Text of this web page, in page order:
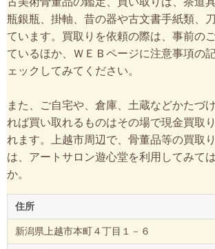
瓶銀瓶、掛軸、昔の器や古文書手紙類、
ています。買取りを依頼の際は、事前の
ているほか、ＷＥＢページに注意事項の
ェックしてみてください。
また、ご自宅や、倉庫、土蔵などかたづ
れば買い取れるものはその場で現金買取
れます。上越市周辺で、骨董品等の買取
は、アートサロン遊心堂を利用してみて
か。
住所
新潟県上越市本町４丁目１－６